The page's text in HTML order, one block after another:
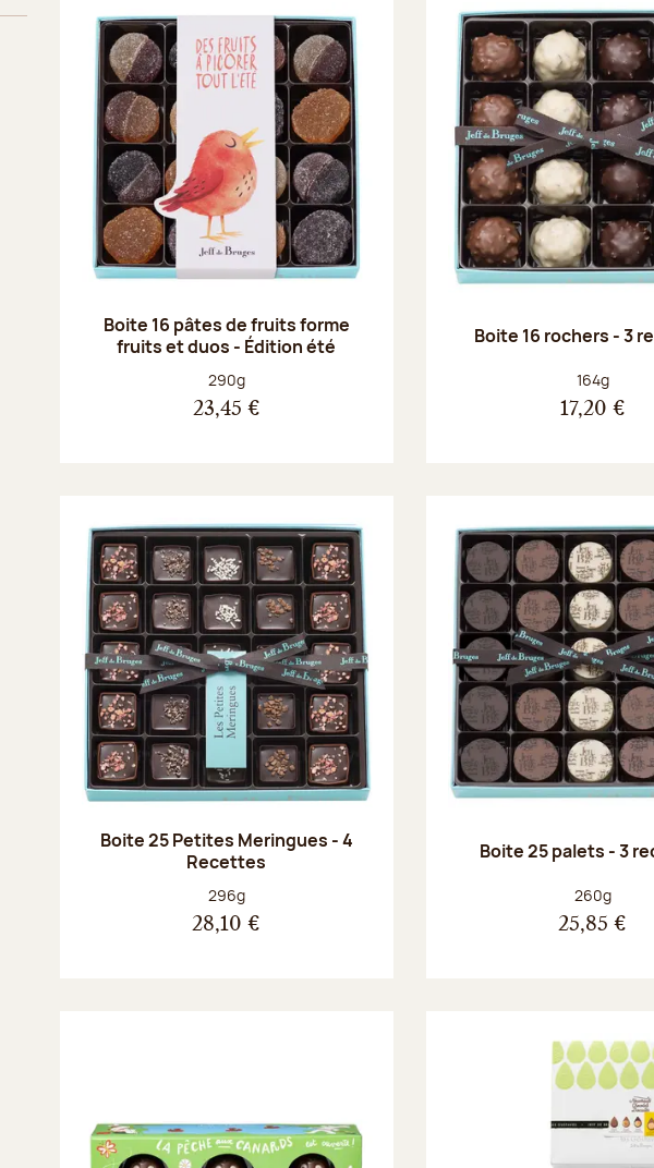
Boite 16 pâtes de fruits forme
fruits et duos - Édition été
Poids net :
290g
23,45 €
Boite 16 rochers - 3
Poids net :
164g
17,20 €
Boite 25 Petites Meringues - 4
Recettes
Poids net :
296g
28,10 €
Boite 25 palets - 3
Poids net :
260g
25,85 €